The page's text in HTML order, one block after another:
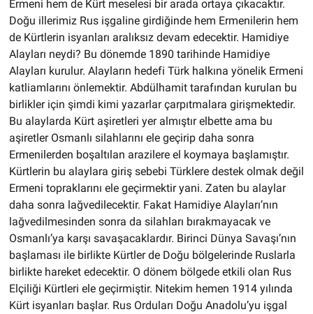
Ermeni hem de Kürt meselesi bir arada ortaya çıkacaktır.
Doğu illerimiz Rus işgaline girdiğinde hem Ermenilerin hem
de Kürtlerin isyanları aralıksız devam edecektir. Hamidiye
Alayları neydi? Bu dönemde 1890 tarihinde Hamidiye
Alayları kurulur. Alayların hedefi Türk halkına yönelik Ermeni
katliamlarını önlemektir. Abdülhamit tarafından kurulan bu
birlikler için şimdi kimi yazarlar çarpıtmalara girişmektedir.
Bu alaylarda Kürt aşiretleri yer almıştır elbette ama bu
aşiretler Osmanlı silahlarını ele geçirip daha sonra
Ermenilerden boşaltılan arazilere el koymaya başlamıştır.
Kürtlerin bu alaylara giriş sebebi Türklere destek olmak değil
Ermeni topraklarını ele geçirmektir yani. Zaten bu alaylar
daha sonra lağvedilecektir. Fakat Hamidiye Alayları’nın
lağvedilmesinden sonra da silahları bırakmayacak ve
Osmanlı’ya karşı savaşacaklardır. Birinci Dünya Savaşı’nın
başlaması ile birlikte Kürtler de Doğu bölgelerinde Ruslarla
birlikte hareket edecektir. O dönem bölgede etkili olan Rus
Elçiliği Kürtleri ele geçirmiştir. Nitekim hemen 1914 yılında
Kürt isyanları başlar. Rus Orduları Doğu Anadolu’yu işgal